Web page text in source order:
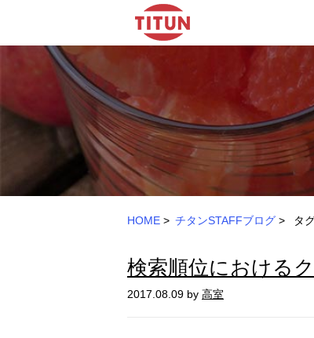
HOME > チタンSTAFFブログ > タ
検索順位における
2017.08.09 by 高室